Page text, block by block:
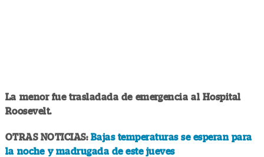
La menor fue trasladada de emergencia al Hospital
Roosevelt.
OTRAS NOTICIAS: Bajas temperaturas se esperan para
la noche y madrugada de este jueves